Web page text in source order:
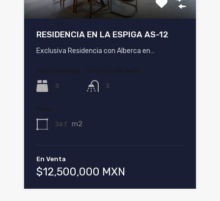
RESIDENCIA EN LA ESPIGA AS-12
Exclusiva Residencia con Alberca en…
Habitaciones
3
Cuartos de baño
3
Área
367 m2
En Venta
$12,500,000 MXN